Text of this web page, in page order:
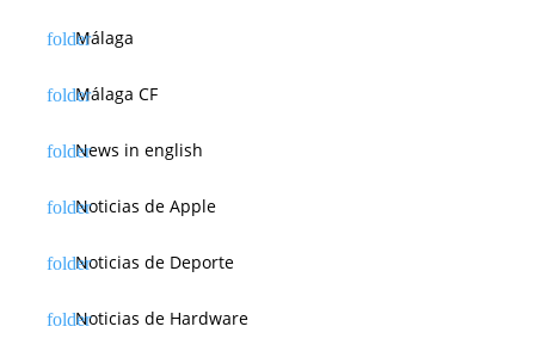
Málaga
Málaga CF
News in english
Noticias de Apple
Noticias de Deporte
Noticias de Hardware